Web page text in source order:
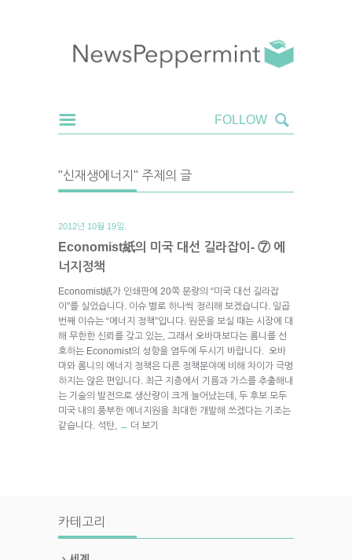
"신재생에너지" 주제의 글
2012년 10월 19일.
Economist紙의 미국 대선 길라잡이- ⑦ 에
너지정책
Economist紙가 인쇄판에 20쪽 분량의 “미국 대선 길라잡
이”를 실었습니다. 이슈 별로 하나씩 정리해 보겠습니다. 일곱
번째 이슈는 “에너지 정책”입니다. 원문을 보실 때는 시장에 대
해 무한한 신뢰를 갖고 있는, 그래서 오바마보다는 롬니를 선
호하는 Economist의 성향을 염두에 두시기 바랍니다. 오바
마와 롬니의 에너지 정책은 다른 정책분야에 비해 차이가 극명
하지는 않은 편입니다. 최근 지층에서 기름과 가스를 추출해내
는 기술의 발전으로 생산량이 크게 늘어났는데, 두 후보 모두
미국 내의 풍부한 에너지원을 최대한 개발해 쓰겠다는 기조는
같습니다. 석탄,
→ 더 보기
카테고리